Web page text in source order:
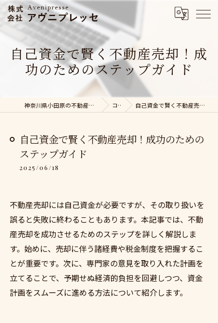
自己資金で賢く不動産売却！成
功のためのステップガイド
神奈川県小田原の不動産売却なら株式会社アヴニプレッセ コラム 自己資金で賢く不動産売却！成功のためのステップガイド
自己資金で賢く不動産売却！成功のための
ステップガイド
2025/06/18
不動産売却には自己資金が必要ですが、その取り扱いを
誤ると失敗に終わることもあります。本記事では、不動
産売却を成功させるためのステップを詳しく解説しま
す。始めに、売却に伴う諸経費や税金制度を把握するこ
とが重要です。次に、専門家の意見を取り入れた計画を
立てることで、予期せぬ経済的負担を回避しつつ、資金
計画をスムーズに進める方法について紹介します。